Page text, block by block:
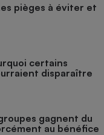
pièges à éviter et
certains
disparaître
gagnent du
au bénéfice